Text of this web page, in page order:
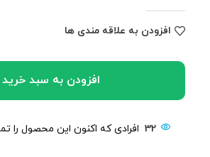
افزودن به علاقه مندی ها
افزودن به سبد خرید
32 افرادی که اکنون این محصول را